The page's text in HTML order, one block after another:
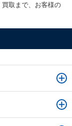
取まで、お客様の